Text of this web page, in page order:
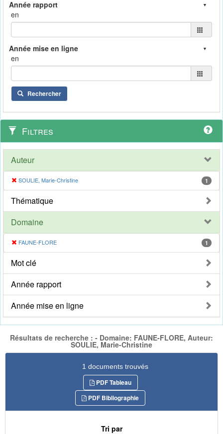
en
en
Rechercher
Filtres
Auteur
SOULIE, Marie-Christine 1
Thématique
Domaine
FAUNE-FLORE 1
Mot clé
Année rapport
Année mise en ligne
Résultats de recherche : - Domaine: FAUNE-FLORE, Auteur:
SOULIE, Marie-Christine
1 documents trouvés
PDF Tableau
PDF Bibliographie
Tri par